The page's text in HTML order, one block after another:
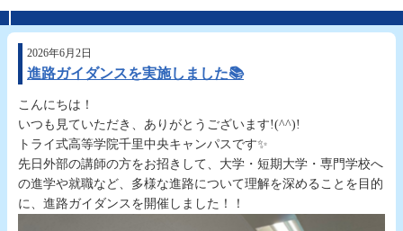
2026年6月2日
進路ガイダンスを実施しました📚
こんにちは！
いつも見ていただき、ありがとうございます!(^^)!
トライ式高等学院千里中央キャンパスです✨
先日外部の講師の方をお招きして、大学・短期大学・専門学校へ
の進学や就職など、多様な進路について理解を深めることを目的
に、進路ガイダンスを開催しました！！